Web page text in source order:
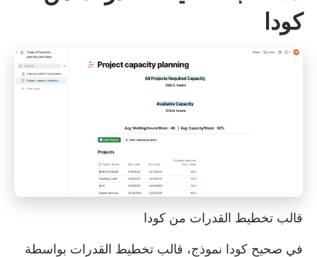
كودا
قالب تخطيط القدرات من كودا
في صحيح كودا نموذج، قالب تخطيط القدرات بواسطة